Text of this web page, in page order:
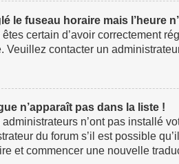
le fuseau horaire mais l’heure
certain d’avoir correctement
Veuillez contacter un
n’apparaît pas dans la liste !
administrateurs n’ont pas installé
du forum s’il est possible
et commencer une nouvelle